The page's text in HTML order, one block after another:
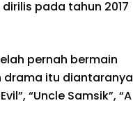
pada tahun 2017
pernah bermain
drama itu diantaranya
“Uncle Samsik”, “A